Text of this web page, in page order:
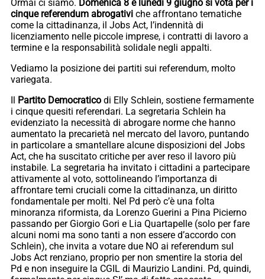
Ormai ci siamo. Domenica 8 e lunedì 9 giugno si vota per i
cinque referendum abrogativi che affrontano tematiche
come la cittadinanza, il Jobs Act, l’indennità di
licenziamento nelle piccole imprese, i contratti di lavoro a
termine e la responsabilità solidale negli appalti.
Vediamo la posizione dei partiti sui referendum, molto
variegata.
Il Partito Democratico di Elly Schlein, sostiene fermamente
i cinque quesiti referendari. La segretaria Schlein ha
evidenziato la necessità di abrogare norme che hanno
aumentato la precarietà nel mercato del lavoro, puntando
in particolare a smantellare alcune disposizioni del Jobs
Act, che ha suscitato critiche per aver reso il lavoro più
instabile. La segretaria ha invitato i cittadini a partecipare
attivamente al voto, sottolineando l’importanza di
affrontare temi cruciali come la cittadinanza, un diritto
fondamentale per molti. Nel Pd però c’è una folta
minoranza riformista, da Lorenzo Guerini a Pina Picierno
passando per Giorgio Gori e Lia Quartapelle (solo per fare
alcuni nomi ma sono tanti a non essere d’accordo con
Schlein), che invita a votare due NO ai referendum sul
Jobs Act renziano, proprio per non smentire la storia del
Pd e non inseguire la CGIL di Maurizio Landini. Pd, quindi,